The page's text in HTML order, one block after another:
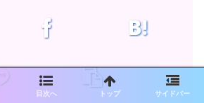
目次へ トップ サイドバー